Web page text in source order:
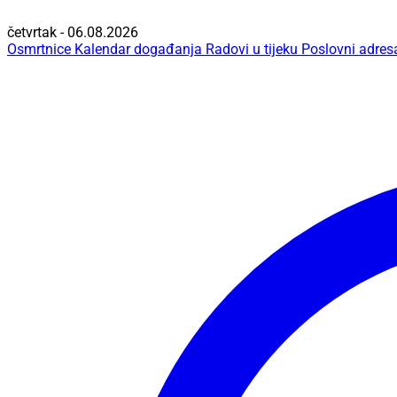
četvrtak - 06.08.2026
Osmrtnice Kalendar događanja Radovi u tijeku Poslovni